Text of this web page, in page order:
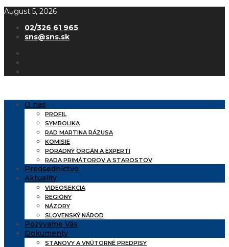
August 5, 2026
02/326 61 965
sns@sns.sk
O nás
PROFIL
SYMBOLIKA
RAD MARTINA RÁZUSA
KOMISIE
PORADNÝ ORGÁN A EXPERTI
RADA PRIMÁTOROV A STAROSTOV
Predsedníctvo
Aktuality
VIDEOSEKCIA
REGIÓNY
NÁZORY
SLOVENSKÝ NÁROD
Pozývame Vás
Dokumenty
STANOVY A VNÚTORNÉ PREDPISY